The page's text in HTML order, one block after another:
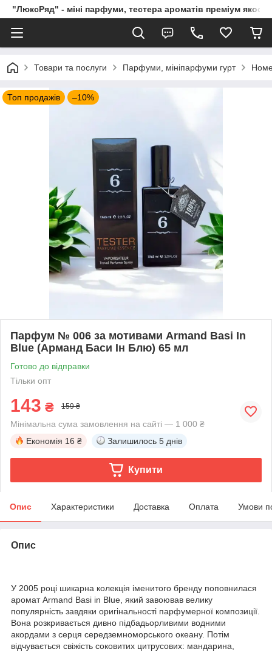
"ЛюксРяд" - міні парфуми, тестера ароматів преміум
Товари та послуги Парфуми, мініпарфуми гурт
Топ продажів –10%
Парфум № 006 за мотивами Armand Basi In
Blue (Арманд Баси Ін Блю) 65 мл
Готово до відправки
Тільки опт
143 ₴ 159 ₴
Мінімальна сума замовлення на сайті — 1 000 ₴
Економія 16 ₴ Залишилось 5 днів
Купити
Опис Характеристики Доставка Оплата Умови
Опис
У 2005 році шикарна колекція іменитого бренду поповнилася
аромат Armand Basi in Blue, який завоював велику
популярність завдяки оригінальності парфумерної композиції.
Вона розкривається дивно підбадьорливими водними
акордами з серця середземноморського океану. Потім
відчувається свіжість соковитих цитрусових: мандарина,